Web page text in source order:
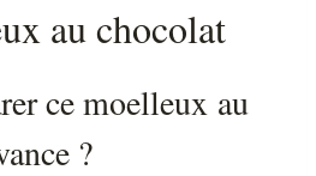
au chocolat
ce moelleux au
?